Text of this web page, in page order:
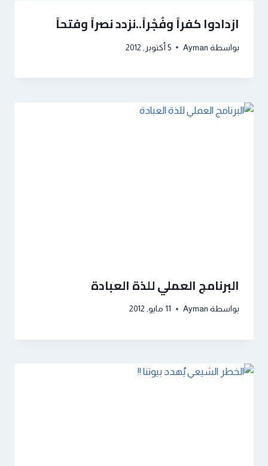
ازدادوا كفراً وفُجْراً..نزدد نصراً وفتحاً
بواسطة Ayman 5 أكتوبر, 2012
البرنامج العملي للذة العبادة
بواسطة Ayman 11 مايو, 2012